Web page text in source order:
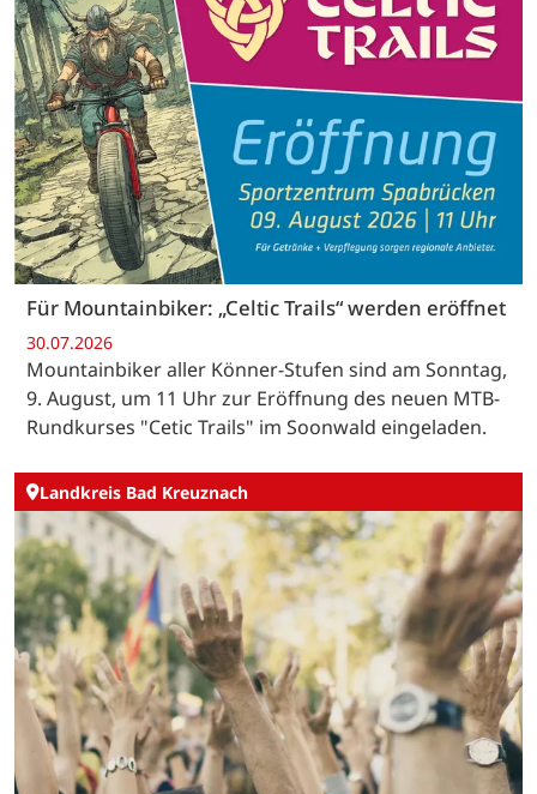
Für Mountainbiker: „Celtic Trails“ werden eröffnet
30.07.2026
Mountainbiker aller Könner-Stufen sind am Sonntag,
9. August, um 11 Uhr zur Eröffnung des neuen MTB-
Rundkurses "Cetic Trails" im Soonwald eingeladen.
Landkreis Bad Kreuznach